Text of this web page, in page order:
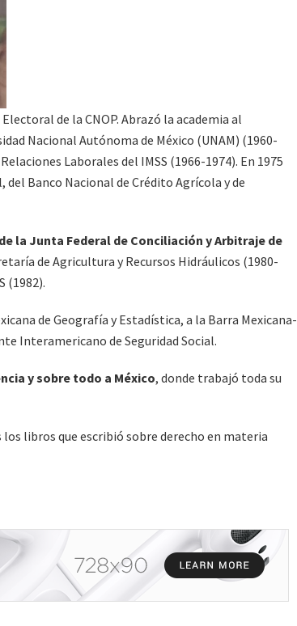
de la CNOP. Abrazó la academia al
Nacional Autónoma de México (UNAM) (1960-
Laborales del IMSS (1966-1974). En 1975
Banco Nacional de Crédito Agrícola y de
la Junta Federal de Conciliación y Arbitraje de
de Agricultura y Recursos Hidráulicos (1980-
(1982).
de Geografía y Estadística, a la Barra Mexicana-
Interamericano de Seguridad Social.
y sobre todo a México, donde trabajó toda su
libros que escribió sobre derecho en materia